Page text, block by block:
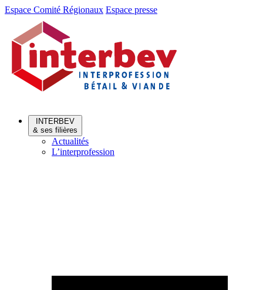
Aller
Aller
contenu
Espace Comité Régionaux Espace presse
INTERBEV
& ses filières
Actualités
L’interprofession